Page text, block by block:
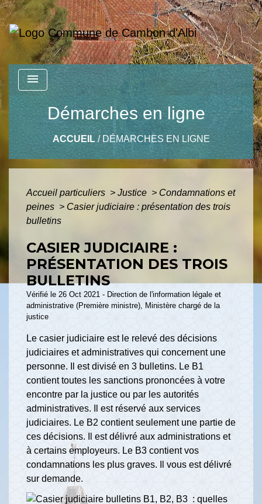
menu
Démarches en ligne
ACCUEIL/ DÉMARCHES EN LIGNE
Accueil particuliers > Justice > Condamnations et
peines > Casier judiciaire : présentation des trois
bulletins
CASIER JUDICIAIRE :
PRÉSENTATION DES TROIS
BULLETINS
Vérifié le 26 Oct 2021 - Direction de l'information légale et
administrative (Première ministre), Ministère chargé de la
justice
Le casier judiciaire est le relevé des décisions
judiciaires et administratives qui concernent une
personne. Il est divisé en 3 bulletins. Le B1
contient toutes les sanctions prononcées à votre
encontre par la justice ou par les autorités
administratives. Il est réservé aux services
judiciaires. Le B2 contient seulement une partie de
ces décisions. Il est délivré aux administrations et
à certains employeurs. Le B3 contient vos
condamnations les plus graves. Il vous est délivré
sur demande.